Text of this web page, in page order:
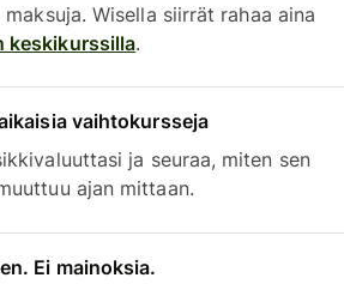
Wisella siirrät rahaa aina
keskikurssilla.
vaihtokursseja
ja seuraa, miten sen
ajan mittaan.
Ei mainoksia.